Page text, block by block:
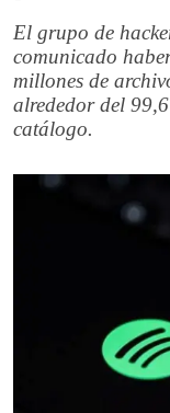
El grupo de
comunicado
millones de
alrededor del
catálogo.